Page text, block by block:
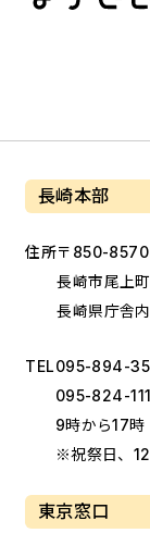
長崎本部
住所〒850-8570
長崎市尾上
長崎県庁舎
TEL095-894-
095-824-
9時から17時
※祝祭日、
東京窓口